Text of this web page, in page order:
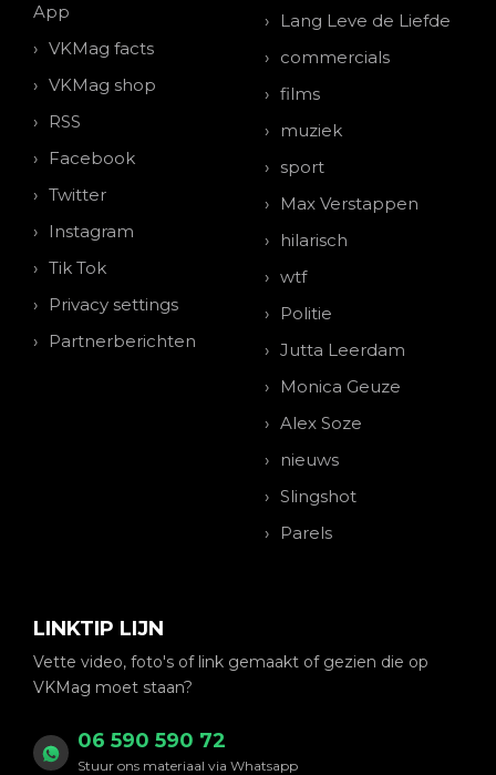
App
VKMag facts
VKMag shop
RSS
Facebook
Twitter
Instagram
Tik Tok
Privacy settings
Partnerberichten
Lang Leve de Liefde
commercials
films
muziek
sport
Max Verstappen
hilarisch
wtf
Politie
Jutta Leerdam
Monica Geuze
Alex Soze
nieuws
Slingshot
Parels
LINKTIP LIJN
Vette video, foto's of link gemaakt of gezien die op
VKMag moet staan?
06 590 590 72
Stuur ons materiaal via Whatsapp